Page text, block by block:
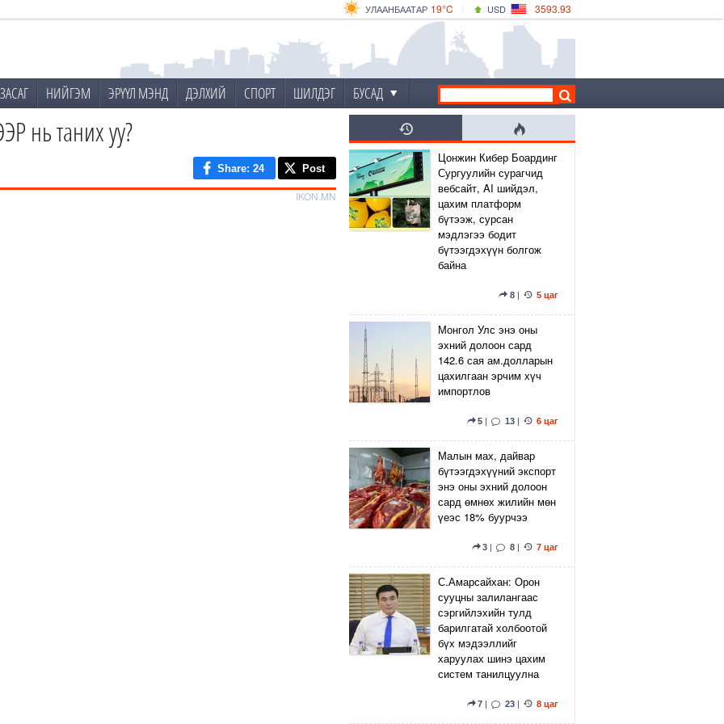
19°C
УЛААНБААТАР
21°C
ДАРХАН
18°C
ЭРДЭНЭТ
USD 3593.93
4149.01
НИЙГЭМ ЭРҮҮЛ МЭНД ДЭЛХИЙ СПОРТ ШИЛДЭГ БУСАД
нь таних уу?
Share: 24 Post
IKON.MN
Цонжин Кибер Боардинг
Сургуулийн сурагчид
вебсайт, AI шийдэл,
цахим платформ
бүтээж, сурсан
мэдлэгээ бодит
бүтээгдэхүүн болгож
байна
8| 5 цаг
Монгол Улс энэ оны
эхний долоон сард
142.6 сая ам.долларын
цахилгаан эрчим хүч
импортлов
5 | 13 | 6 цаг
Малын мах, дайвар
бүтээгдэхүүний экспорт
энэ оны эхний долоон
сард өмнөх жилийн мөн
үеэс 18% буурчээ
3 | 8 | 7 цаг
С.Амарсайхан: Орон
сууцны залилангаас
сэргийлэхийн тулд
барилгатай холбоотой
бүх мэдээллийг
харуулах шинэ цахим
систем танилцуулна
7 | 23 | 8 цаг